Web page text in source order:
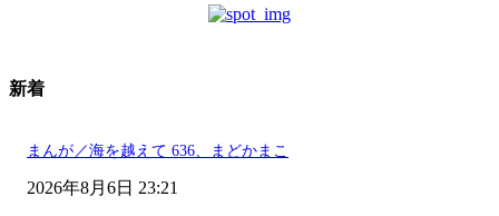
新着
まんが／海を越えて 636、まどかまこ
2026年8月6日 23:21